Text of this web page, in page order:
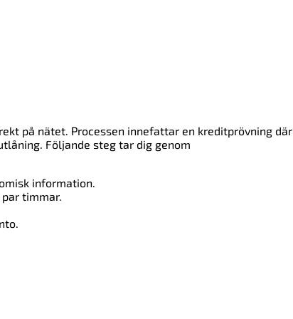
på nätet. Processen innefattar en kreditprövning där
Följande steg tar dig genom
information.
timmar.